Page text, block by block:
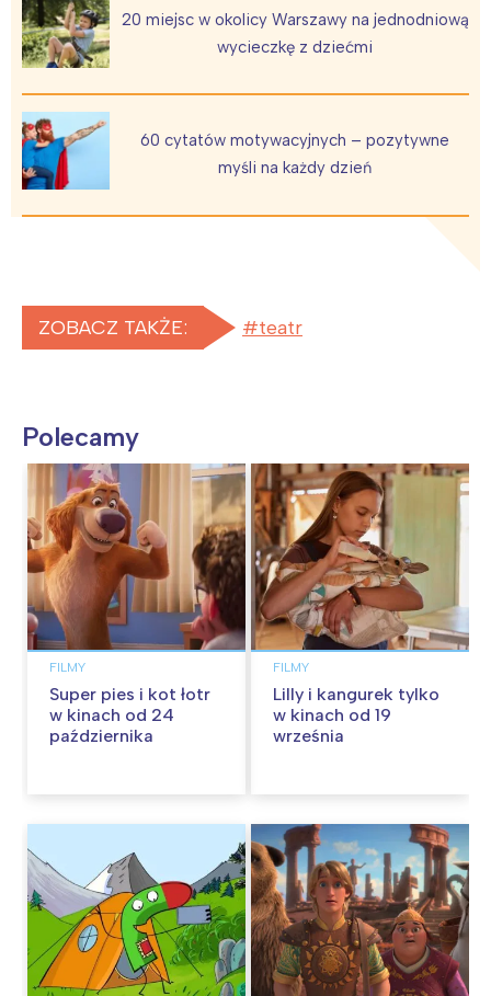
20 miejsc w okolicy Warszawy na jednodniową
wycieczkę z dziećmi
60 cytatów motywacyjnych – pozytywne
myśli na każdy dzień
ZOBACZ TAKŻE: teatr
Polecamy
FILMY
Super pies i kot łotr
w kinach od 24
października
FILMY
Lilly i kangurek tylko
w kinach od 19
września